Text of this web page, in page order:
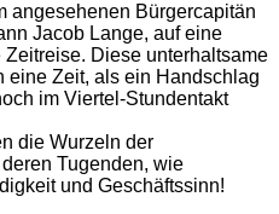
angesehenen Bürgercapitän
Jacob Lange, auf eine
Diese unterhaltsame
eine Zeit, als ein Handschlag
im Viertel-Stundentakt
die Wurzeln der
Tugenden, wie
und Geschäftssinn!